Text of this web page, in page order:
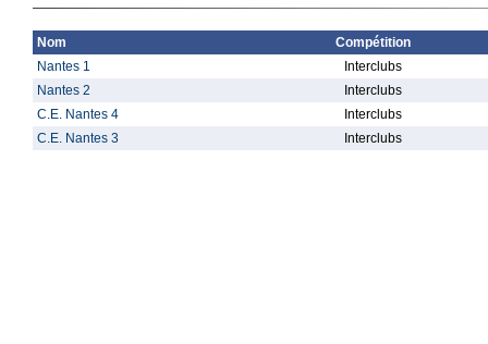
Nom
Compétition
Nantes 1
Interclubs
Nantes 2
Interclubs
C.E. Nantes 4
Interclubs
C.E. Nantes 3
Interclubs